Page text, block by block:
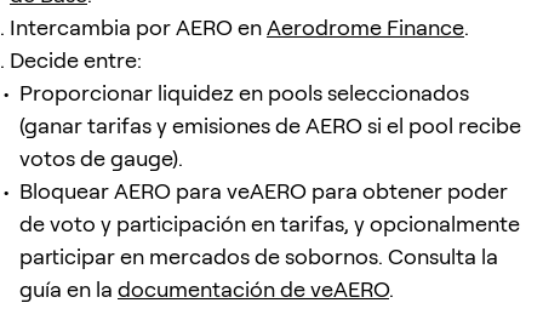
Intercambia por AERO enAerodrome Finance.
Decide entre:
Proporcionar liquidez en pools seleccionados
(ganar tarifas y emisiones de AERO si el pool recibe
votos de gauge).
Bloquear AERO para veAERO para obtener poder
de voto y participación en tarifas, y opcionalmente
participar en mercados de sobornos. Consulta la
guía en la documentación de veAERO.